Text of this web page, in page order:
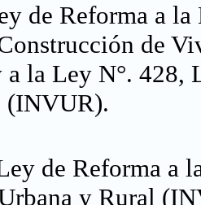
de Reforma a
de
a la Ley N°.
(INVUR).
de Reforma a
y Rural